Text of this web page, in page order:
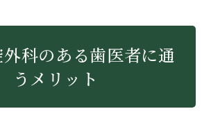
科のある歯医者に通
うメリット